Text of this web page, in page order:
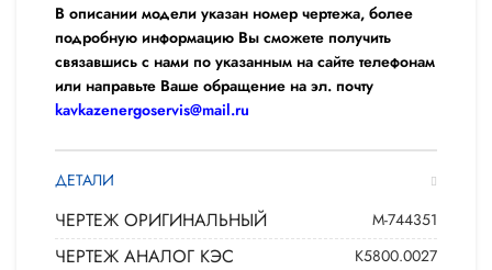
В описании модели указан номер чертежа, более
подробную информацию Вы сможете получить
связавшись с нами по указанным на сайте телефонам
или направьте Ваше обращение на эл. почту
kavkazenergoservis@mail.ru
ДЕТАЛИ
ЧЕРТЕЖ ОРИГИНАЛЬНЫЙ М-744351
ЧЕРТЕЖ АНАЛОГ КЭС К5800.0027